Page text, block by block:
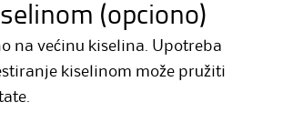
(opciono)
na većinu kiselina. Upotreba
kiselinom može pružiti